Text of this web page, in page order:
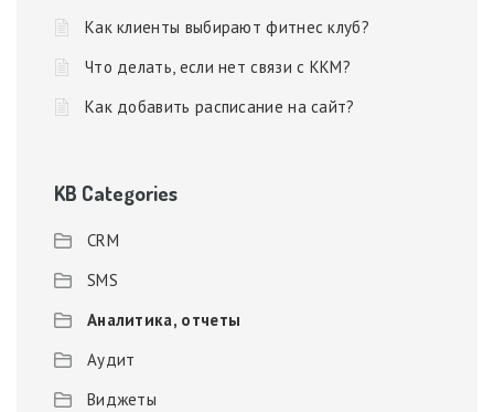
Как клиенты выбирают фитнес клуб?
Что делать, если нет связи с ККМ?
Как добавить расписание на сайт?
KB Categories
CRM
SMS
Аналитика, отчеты
Аудит
Виджеты